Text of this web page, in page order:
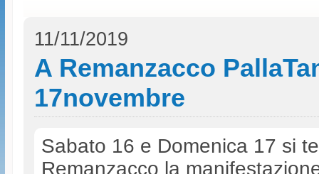
11/11/2019
A Remanzacco
17novembre
Sabato 16 e Domenica 17 si
Remanzacco la